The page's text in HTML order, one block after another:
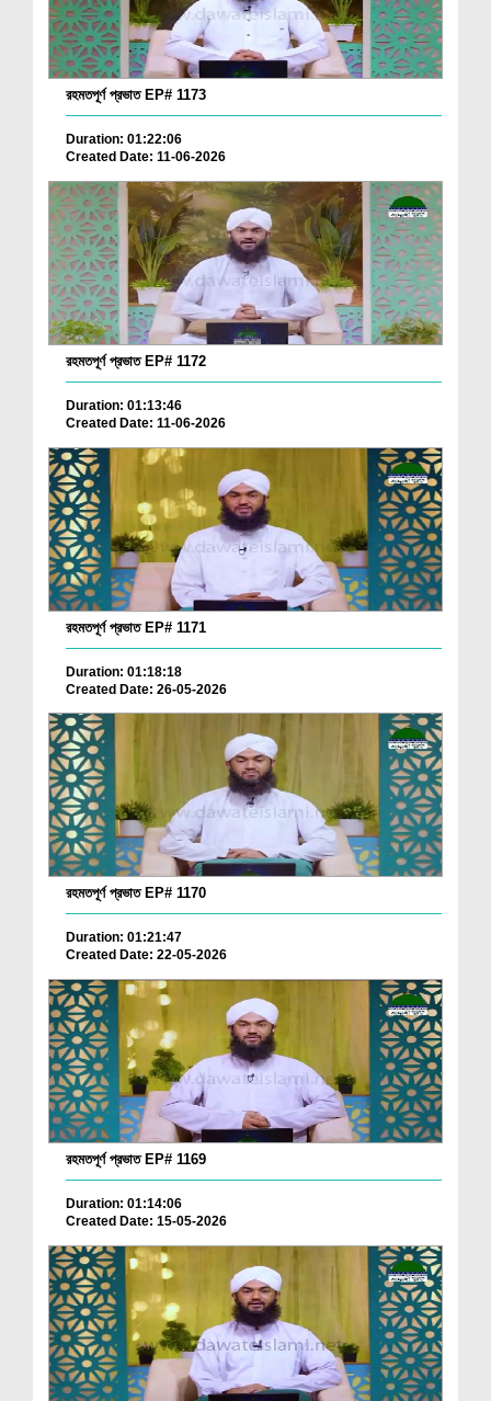
রহমতপূর্ণ প্রভাত EP# 1173
Duration: 01:22:06
Created Date: 11-06-2026
রহমতপূর্ণ প্রভাত EP# 1172
Duration: 01:13:46
Created Date: 11-06-2026
রহমতপূর্ণ প্রভাত EP# 1171
Duration: 01:18:18
Created Date: 26-05-2026
রহমতপূর্ণ প্রভাত EP# 1170
Duration: 01:21:47
Created Date: 22-05-2026
রহমতপূর্ণ প্রভাত EP# 1169
Duration: 01:14:06
Created Date: 15-05-2026